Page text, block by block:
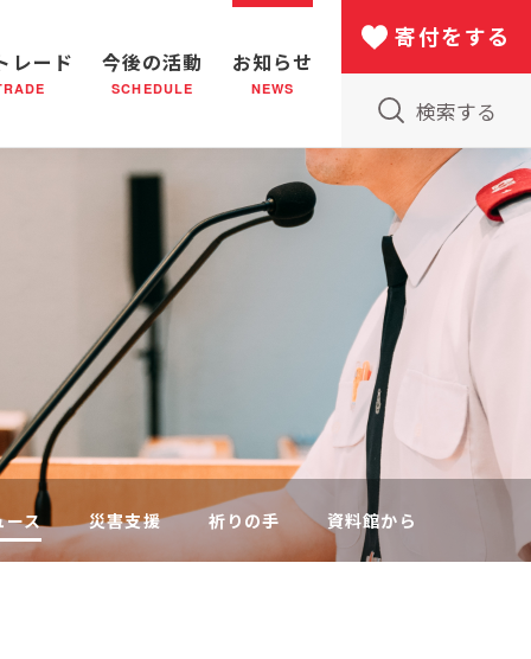
小隊(教会)のはたらき 日本における救世軍の130年
バザー 災害支援
物のご案内
レード 今後の活動
SCHEDULE
お知らせ
NEWS
検索する
寄付をする
ース 災害支援 祈りの手 資料館から